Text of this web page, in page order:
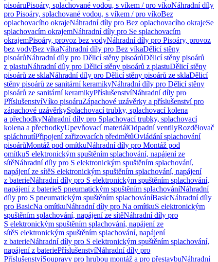
pisoáruPisoáry, splachované vodou, s víkem / pro víkoNáhradní díly
pro Pisoáry, splachované vodou, s víkem / pro víkoBez
oplachovacího okrajeNáhradní díly pro Bez oplachovacího okrajeSe
splachovacím okrajemNáhradní díly pro Se splachovacím
okrajemPisoáry, provoz bez vodyNáhradní díly pro Pisoáry, provoz
bez vodyBez víkaNáhradní díly pro Bez víkaDělicí stěny
pisoárůNáhradní díly pro Dělicí stěny pisoárůDělicí stěny pisoárů
z plastuNáhradní díly pro Dělicí stěny pisoárů z plastuDělicí stěny
pisoárů ze sklaNáhradní díly pro Dělicí stěny pisoárů ze sklaDělicí
stěny pisoárů ze sanitární keramikyNáhradní díly pro Dělicí stěny
pisoárů ze sanitární keramikyPříslušenstvíNáhradní díly pro
PříslušenstvíVíko pisoáruZápachové uzávěrky a příslušenství pro
zápachové uzávěrkySplachovací trubky, splachovací kolena
a přechodkyNáhradní díly pro Splachovací trubky, splachovací
kolena a přechodkyUpevňovací materiálOdpadní ventilyRozdělovač
spláchnutíPřipojení zařizovacích předmětůOvládání splachování
pisoárůMontáž pod omítkuNáhradní díly pro Montáž pod
omítkuS elektronickým spuštěním splachování, napájení ze
sítěNáhradní díly pro S elektronickým spuštěním splachování,
napájení ze sítěS elektronickým spuštěním splachování, napájení
z baterieNáhradní díly pro S elektronickým spuštěním splachování,
napájení z baterieS pneumatickým spuštěním splachováníNáhradní
díly pro S pneumatickým spuštěním splachováníBasicNáhradní díly
pro BasicNa omítkuNáhradní díly pro Na omítkuS elektronickým
spuštěním splachování, napájení ze sítěNáhradní díly pro
S elektronickým spuštěním splachování, napájení ze
sítěS elektronickým spuštěním splachování, napájení
z baterieNáhradní díly pro S elektronickým spuštěním splachování,
napájení z bateriePříslušenstvíNáhradní díly pro
PříslušenstvíSoupravy pro hrubou montáž a pro přestavbuNáhradní